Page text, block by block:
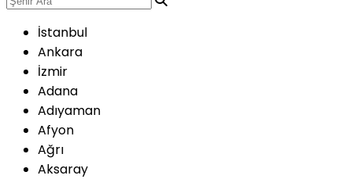
İstanbul
Ankara
İzmir
Adana
Adıyaman
Afyon
Ağrı
Aksaray